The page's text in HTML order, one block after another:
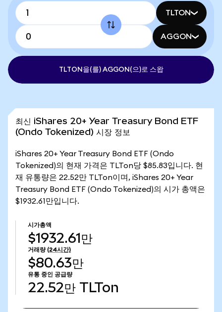
TLTON
AGGON
TLTON을(를) AGGON(으)로 스왑
최신 iShares 20+ Year Treasury Bond ETF
(Ondo Tokenized) 시장 정보
iShares 20+ Year Treasury Bond ETF (Ondo
Tokenized)의 현재 가격은 TLTon당 $85.83입니다. 현
재 유통량은 22.52만 TLTon이며, iShares 20+ Year
Treasury Bond ETF (Ondo Tokenized)의 시가 총액은
$1932.61만입니다.
시가총액
$1932.61만
거래량 (24시간)
$80.63만
유통 중인 공급량
22.52만 TLTon